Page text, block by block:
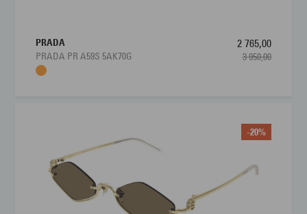
PRADA
PRADA PR A59S 5AK70G
2 765,00
3 950,00
-20%